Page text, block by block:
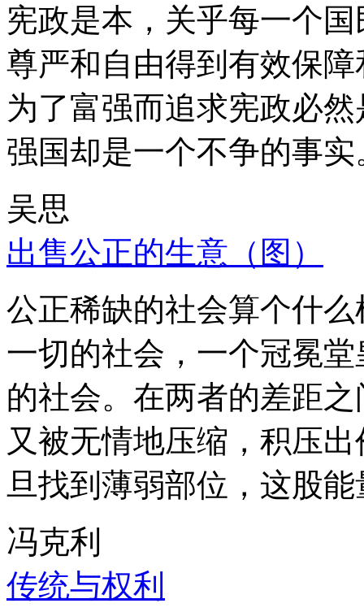
宪政是本，关乎每一个
尊严和自由得到有效保
为了富强而追求宪政必
强国却是一个不争的事实
吴思
出售公正的生意（图）
公正稀缺的社会算个什
一切的社会，一个冠冕
的社会。在两者的差距
又被无情地压缩，积压
旦找到薄弱部位，这股
冯克利
传统与权利